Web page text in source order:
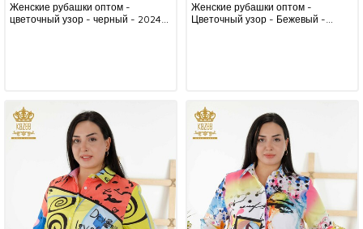
Женские рубашки оптом -
цветочный узор - черный - 20246
Женские рубашки оптом -
Цветочный узор - Бежевый -